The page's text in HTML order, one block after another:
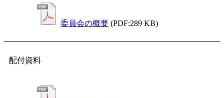
委員会の概要 (PDF:289 KB)
配付資料